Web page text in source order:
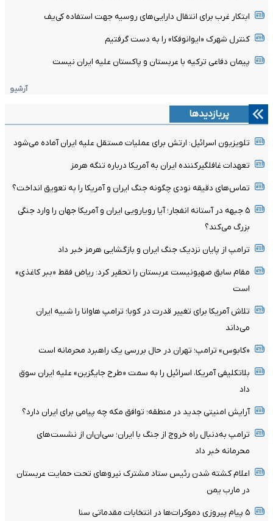
ابتکار غرب برای انتقال دارایی‌های روسیه جهت استفاده کی‌یف
کنترل شهرک «ایوانوفکا» را به دست گرفتیم
پیمان دفاعی ترکیه با عربستان و پاکستان علیه ایران نیست
آرشیو
پربازدیدها
تلویزیون اسرائیل: ارتش برای عملیات مستقل علیه ایران آماده می‌شود
تعهدات غافلگیرکننده ایران به آمریکا درباره تنگه هرمز
تماس‌های دقیقه نودی چگونه جنگ ایران و آمریکا را به تعویق انداخت؟
۵ جبهه در آستانه انفجار؛ آیا رویارویی ایران و آمریکا جهان را وارد جنگی
بزرگ می‌کند؟
ترامپ از پایان نزدیک جنگ ایران و بازگشایی هرمز خبر داد
مقام سابق صهیونیست عربستان را تحقیر کرد: ریاض فقط «ببر کاغذی»
است
تلاش آمریکا برای تغییر قدرت در کوبا؛ ترامپ هاوانا را شبیه ایران
می‌داند
«کابوس» ترامپ؛ تهران در حال بررسی یک راهبرد محرمانه است
بلاتکلیفی آمریکا، اسرائیل را به سمت «طرح جایگزین» علیه ایران سوق
داد
آرایش امنیتی جدید در منطقه؛ توافق مکه چه پیامی برای ایران دارد؟
ترامپ به‌دنبال راه خروج از جنگ با ایران؛ سی‌ان‌ان از نشست‌های
محرمانه خبر داد
اعلام کشته شدن رئیس ستاد مشترک نیروهای تحت حمایت عربستان
در مارب یمن
۵ پیام پیروزی دموکرات‌ها در انتخابات مقدماتی سنا